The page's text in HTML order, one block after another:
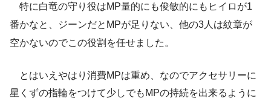
特に白竜の守り役はMP量的にも俊敏的にもヒイロが1
番かなと、ジーンだとMPが足りない、他の3人は紋章が
空かないのでこの役割を任せました。
とはいえやはり消費MPは重め、なのでアクセサリーに
星くずの指輪をつけて少しでもMPの持続を出来るように